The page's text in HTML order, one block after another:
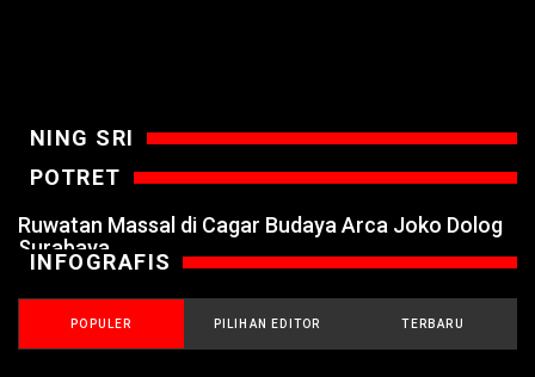
NING SRI
POTRET
Ruwatan Massal di Cagar Budaya Arca Joko Dolog
Surabaya
INFOGRAFIS
POPULER PILIHAN EDITOR TERBARU